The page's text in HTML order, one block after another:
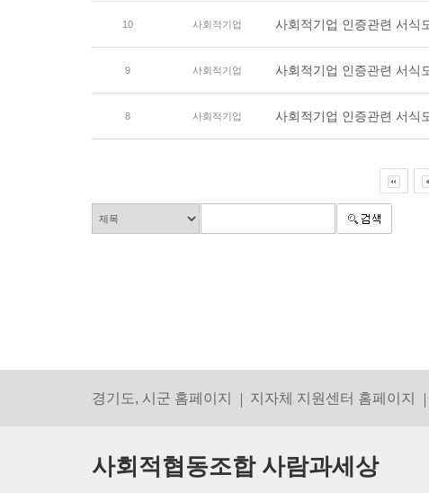
10 사회적기업 사회적기업 인증관련 서식
9 사회적기업 사회적기업 인증관련 서식
8 사회적기업 사회적기업 인증관련 서식
경기도, 시군 홈페이지 지자체 지원센터 홈페이지
사회적협동조합 사람과세상